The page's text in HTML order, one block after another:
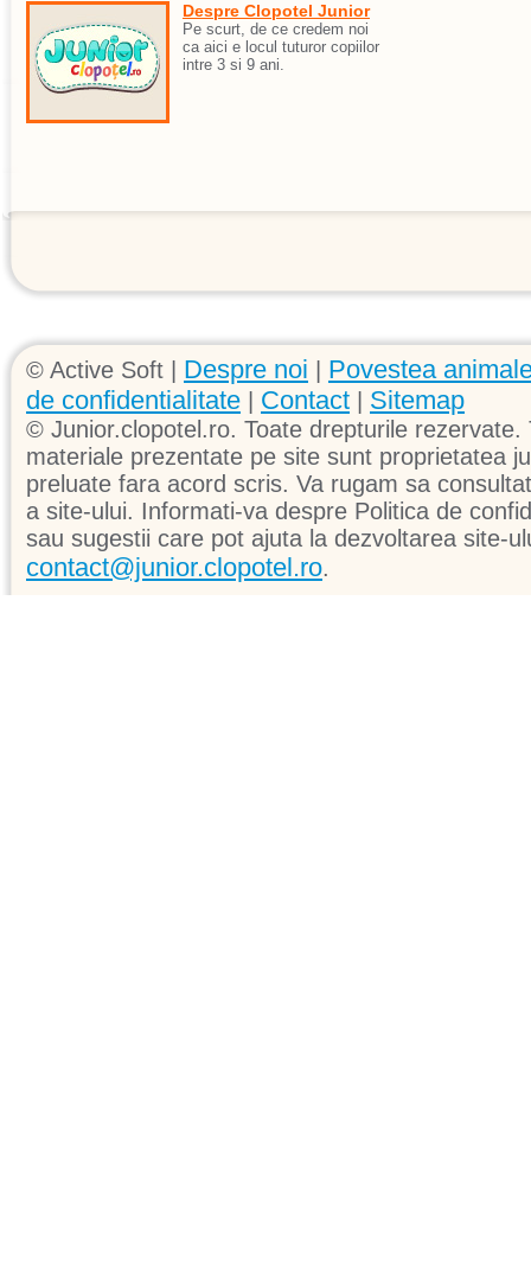
Despre Clopotel Junior
Pe scurt, de ce credem noi
ca aici e locul tuturor copiilor
intre 3 si 9 ani.
© Active Soft | Despre noi
Povestea
de confidentialitate
Contact Sitemap
© Junior.clopotel.ro. Toate drepturile
materiale prezentate pe site sunt proprietatea
preluate fara acord scris. Va rugam sa
a site-ului. Informati-va despre Politica de
sau sugestii care pot ajuta la dezvoltarea site-
contact@junior.clopotel.ro.